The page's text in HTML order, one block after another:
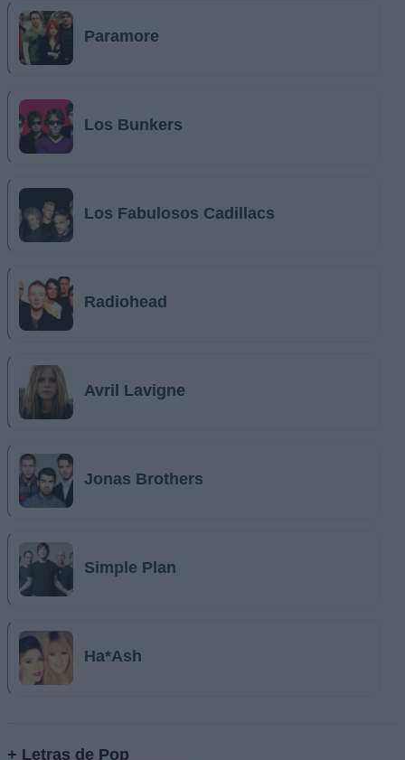
Paramore
Los Bunkers
Los Fabulosos Cadillacs
Radiohead
Avril Lavigne
Jonas Brothers
Simple Plan
Ha*Ash
+ Letras de Pop